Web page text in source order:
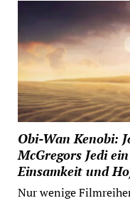
Obi-Wan Kenobi:
McGregors Jedi
Einsamkeit und
Nur wenige